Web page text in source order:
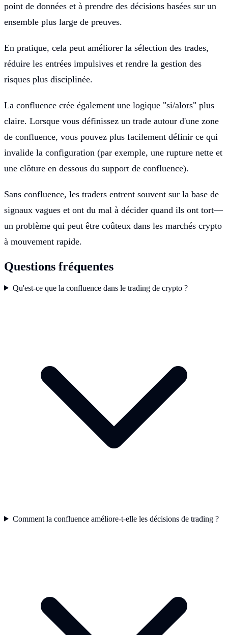
point de données et à prendre des décisions basées sur un
ensemble plus large de preuves.
En pratique, cela peut améliorer la sélection des trades,
réduire les entrées impulsives et rendre la gestion des
risques plus disciplinée.
La confluence crée également une logique "si/alors" plus
claire. Lorsque vous définissez un trade autour d'une zone
de confluence, vous pouvez plus facilement définir ce qui
invalide la configuration (par exemple, une rupture nette et
une clôture en dessous du support de confluence).
Sans confluence, les traders entrent souvent sur la base de
signaux vagues et ont du mal à décider quand ils ont tort—
un problème qui peut être coûteux dans les marchés crypto
à mouvement rapide.
Questions fréquentes
Qu'est-ce que la confluence dans le trading de crypto ?
Comment la confluence améliore-t-elle les décisions de trading ?